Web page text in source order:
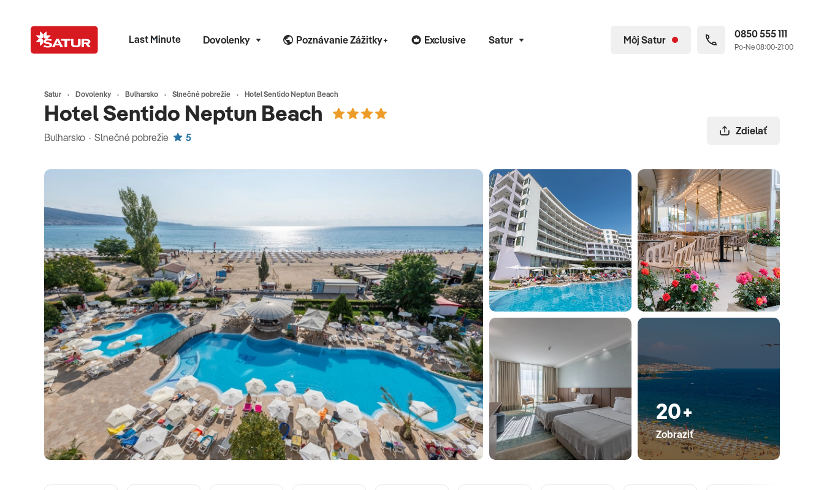
Last Minute Dovolenky Poznávanie Zážitky+ Exclusive Satur Môj Satur 0850 555 111
Po-Ne 08:00-21:00
Satur Dovolenky Bulharsko Slnečné pobrežie Hotel Sentido Neptun Beach
Hotel Sentido Neptun Beach
Bulharsko · Slnečné pobrežie 5
Zdielať
20+
Zobraziť